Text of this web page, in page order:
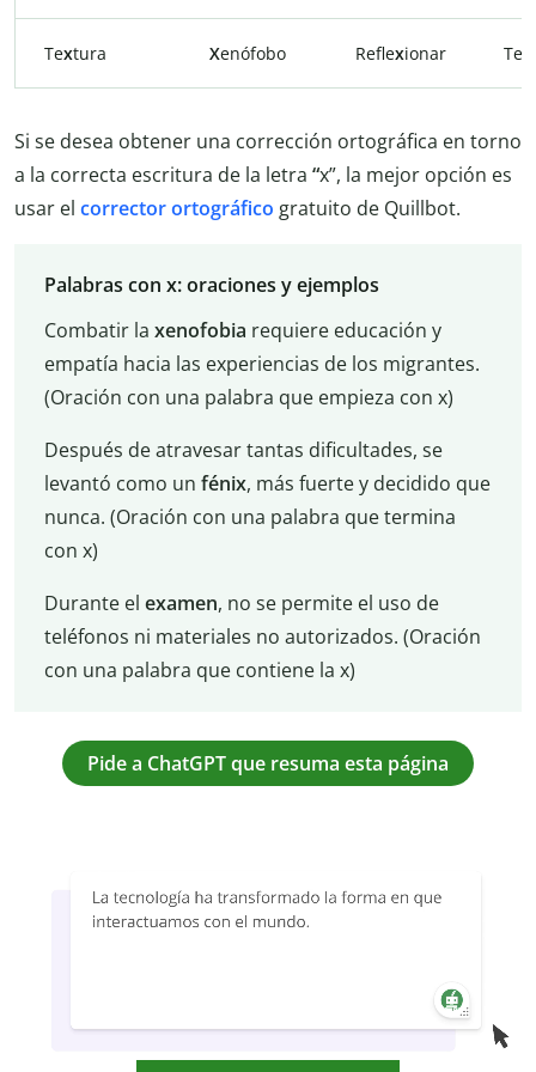
Textura Xenófobo Reflexionar Te
Si se desea obtener una corrección ortográfica en torno
a la correcta escritura de la letra “x”, la mejor opción es
usar el corrector ortográfico gratuito de Quillbot.
Palabras con x: oraciones y ejemplos
Combatir la xenofobia requiere educación y
empatía hacia las experiencias de los migrantes.
(Oración con una palabra que empieza con x)
Después de atravesar tantas dificultades, se
levantó como un fénix, más fuerte y decidido que
nunca. (Oración con una palabra que termina
con x)
Durante el examen, no se permite el uso de
teléfonos ni materiales no autorizados. (Oración
con una palabra que contiene la x)
Pide a ChatGPT que resuma esta página